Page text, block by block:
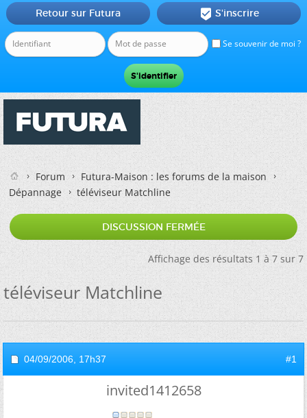
Se souvenir de moi ?
Retour sur Futura  S'inscrire
Forum
Futura-Maison : les forums de la maison
Dépannage
téléviseur Matchline
DISCUSSION FERMÉE
Affichage des résultats 1 à 7 sur 7
téléviseur Matchline
04/09/2006, 17h37 #1
invited1412658